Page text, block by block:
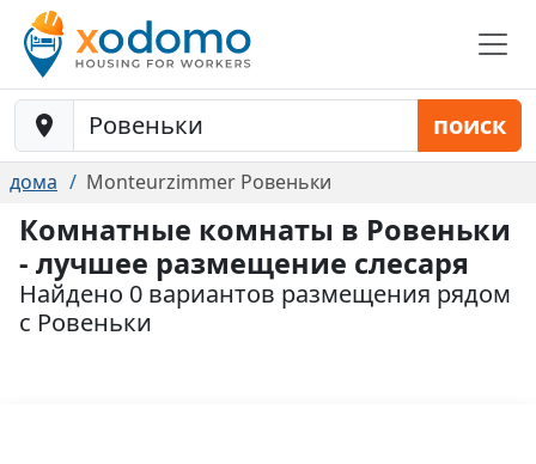
Baustelle-Location поиск
дома Monteurzimmer Ровеньки
Комнатные комнаты в Ровеньки
- лучшее размещение слесаря
Найдено 0 вариантов размещения рядом
с Ровеньки